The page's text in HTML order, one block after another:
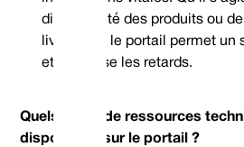
disponibilité des produits ou
livraisons, le portail permet un
et minimise les retards.
Quels types de ressources
disponibles sur le portail ?